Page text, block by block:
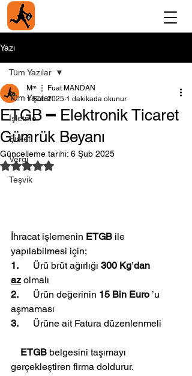
Yazı
Tüm Yazılar
İşletme
Şirket
Vergi
Teşvik
Tüm Yazılar
ETGB ━ Elektronik Ticaret
Gümrük Beyanı
Мᵐ ⋮ Fuat MANDAN
1 Şub 2025 1 dakikada okunur
Güncelleme tarihi: 6 Şub 2025
5 üzerinden NaN yıldız
İhracat işlemenin ETGB ile
yapılabilmesi için;
1. Ürü brüt ağırlığı 300 Kg’dan
az olmalı
2. Ürün değerinin 15 Bin Euro ’u
aşmaması
3. Ürüne ait Fatura düzenlenmeli
ETGB belgesini taşımayı
gerçekleştiren firma doldurur.